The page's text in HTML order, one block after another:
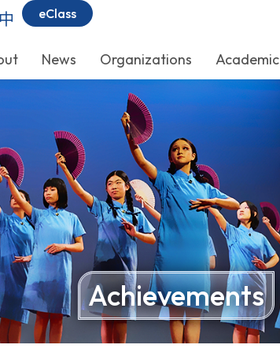
eClass
News Organizations Academic
Achievements